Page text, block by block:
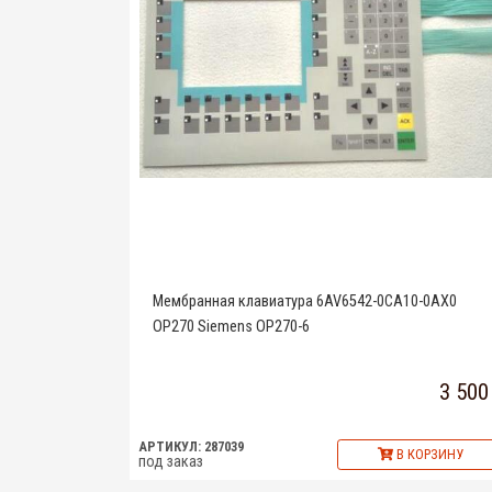
Мембранная клавиатура 6AV6542-0CA10-0AX0
OP270 Siemens OP270-6
3 500
АРТИКУЛ: 287039
под заказ В КОРЗИНУ